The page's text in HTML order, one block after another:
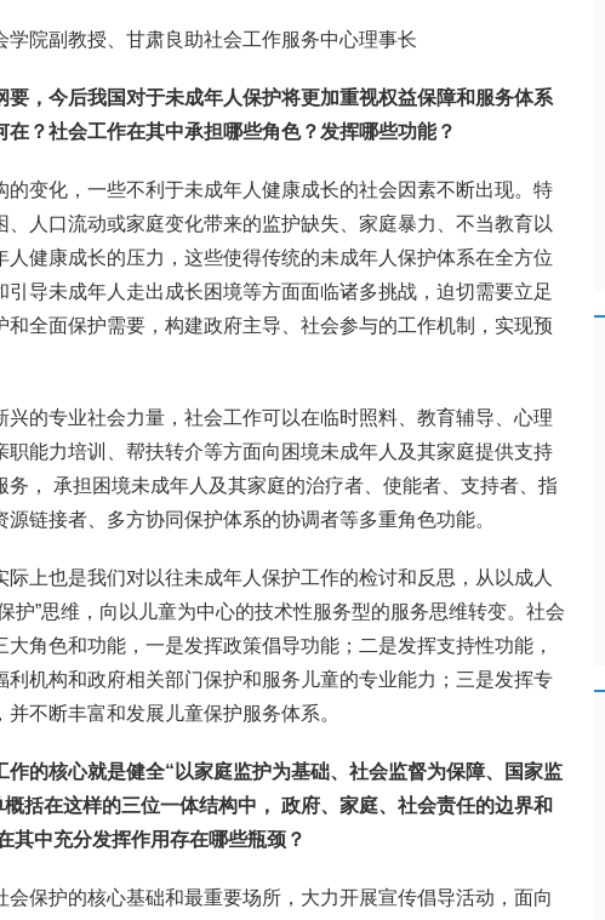
学院副教授、甘肃良助社会工作服务中心理事长
要，今后我国对于未成年人保护将更加重视权益保障和服务体系
？社会工作在其中承担哪些角色？发挥哪些功能？
的变化，一些不利于未成年人健康成长的社会因素不断出现。特
、人口流动或家庭变化带来的监护缺失、家庭暴力、不当教育以
人健康成长的压力，这些使得传统的未成年人保护体系在全方位
导未成年人走出成长困境等方面面临诸多挑战，迫切需要立足
全面保护需要，构建政府主导、社会参与的工作机制，实现预
兴的专业社会力量，社会工作可以在临时照料、教育辅导、心理
职能力培训、帮扶转介等方面向困境未成年人及其家庭提供支持
， 承担困境未成年人及其家庭的治疗者、使能者、支持者、指
链接者、多方协同保护体系的协调者等多重角色功能。
际上也是我们对以往未成年人保护工作的检讨和反思，从以成人
护”思维，向以儿童为中心的技术性服务型的服务思维转变。社会
角色和功能，一是发挥政策倡导功能；二是发挥支持性功能，
利机构和政府相关部门保护和服务儿童的专业能力；三是发挥专
不断丰富和发展儿童保护服务体系。
作的核心就是健全“以家庭监护为基础、社会监督为保障、国家监
括在这样的三位一体结构中， 政府、家庭、社会责任的边界和
其中充分发挥作用存在哪些瓶颈？
会保护的核心基础和最重要场所，大力开展宣传倡导活动，面向